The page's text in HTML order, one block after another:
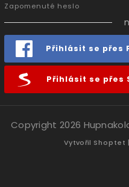
Zapomenuté heslo
Přihlásit se přes
Přihlásit se přes
Copyright 2026
Vytvořil Shoptet